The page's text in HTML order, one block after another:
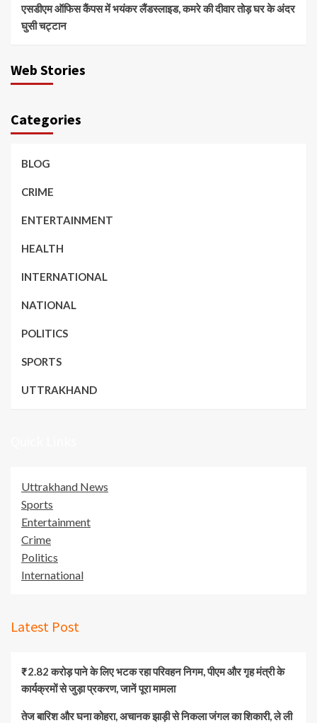
एसडीएम ऑफिस कैंपस में भयंकर लैंडस्लाइड, कमरे की दीवार तोड़ घर के अंदर
घुसी चट्टान
Web Stories
Categories
BLOG
CRIME
ENTERTAINMENT
HEALTH
INTERNATIONAL
NATIONAL
POLITICS
SPORTS
UTTRAKHAND
Uttrakhand News
Sports
Entertainment
Crime
Politics
International
Latest Post
₹2.82 करोड़ पाने के लिए भटक रहा परिवहन निगम, पीएम और गृह मंत्री के
कार्यक्रमों से जुड़ा प्रकरण, जानें पूरा मामला
तेज बारिश और घना कोहरा, अचानक झाड़ी से निकला जंगल का शिकारी, ले ली